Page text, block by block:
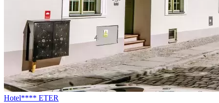
Hotel**** ETER